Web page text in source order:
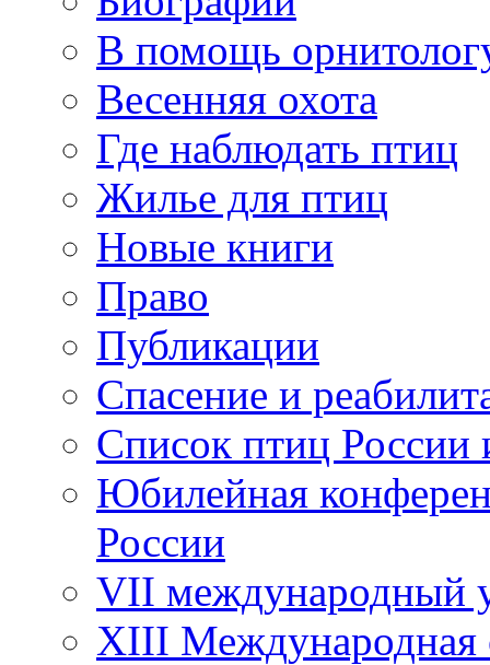
В помощь
Весенняя охота
Где наблюдать птиц
Жилье для птиц
Новые книги
Право
Публикации
Спасение и
Список птиц России
Юбилейная
России
VII международный
XIII Международная